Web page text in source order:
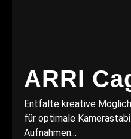
ARRI
Entfalte kreative
für optimale
Aufnahmen...